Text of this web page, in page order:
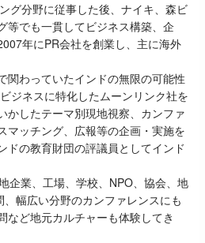
グ分野に従事した後、ナイキ、森ビ
等でも一貫してビジネス構築、企
年にPR会社を創業し、主に海外
関わっていたインドの無限の可能性
ジネスに特化したムーンリンク社を
かしたテーマ別現地視察、カンファ
マッチング、広報等の企画・実施を
ドの教育財団の評議員としてインド
企業、工場、学校、NPO、協会、地
幅広い分野のカンファレンスにも
など地元カルチャーも体験してき